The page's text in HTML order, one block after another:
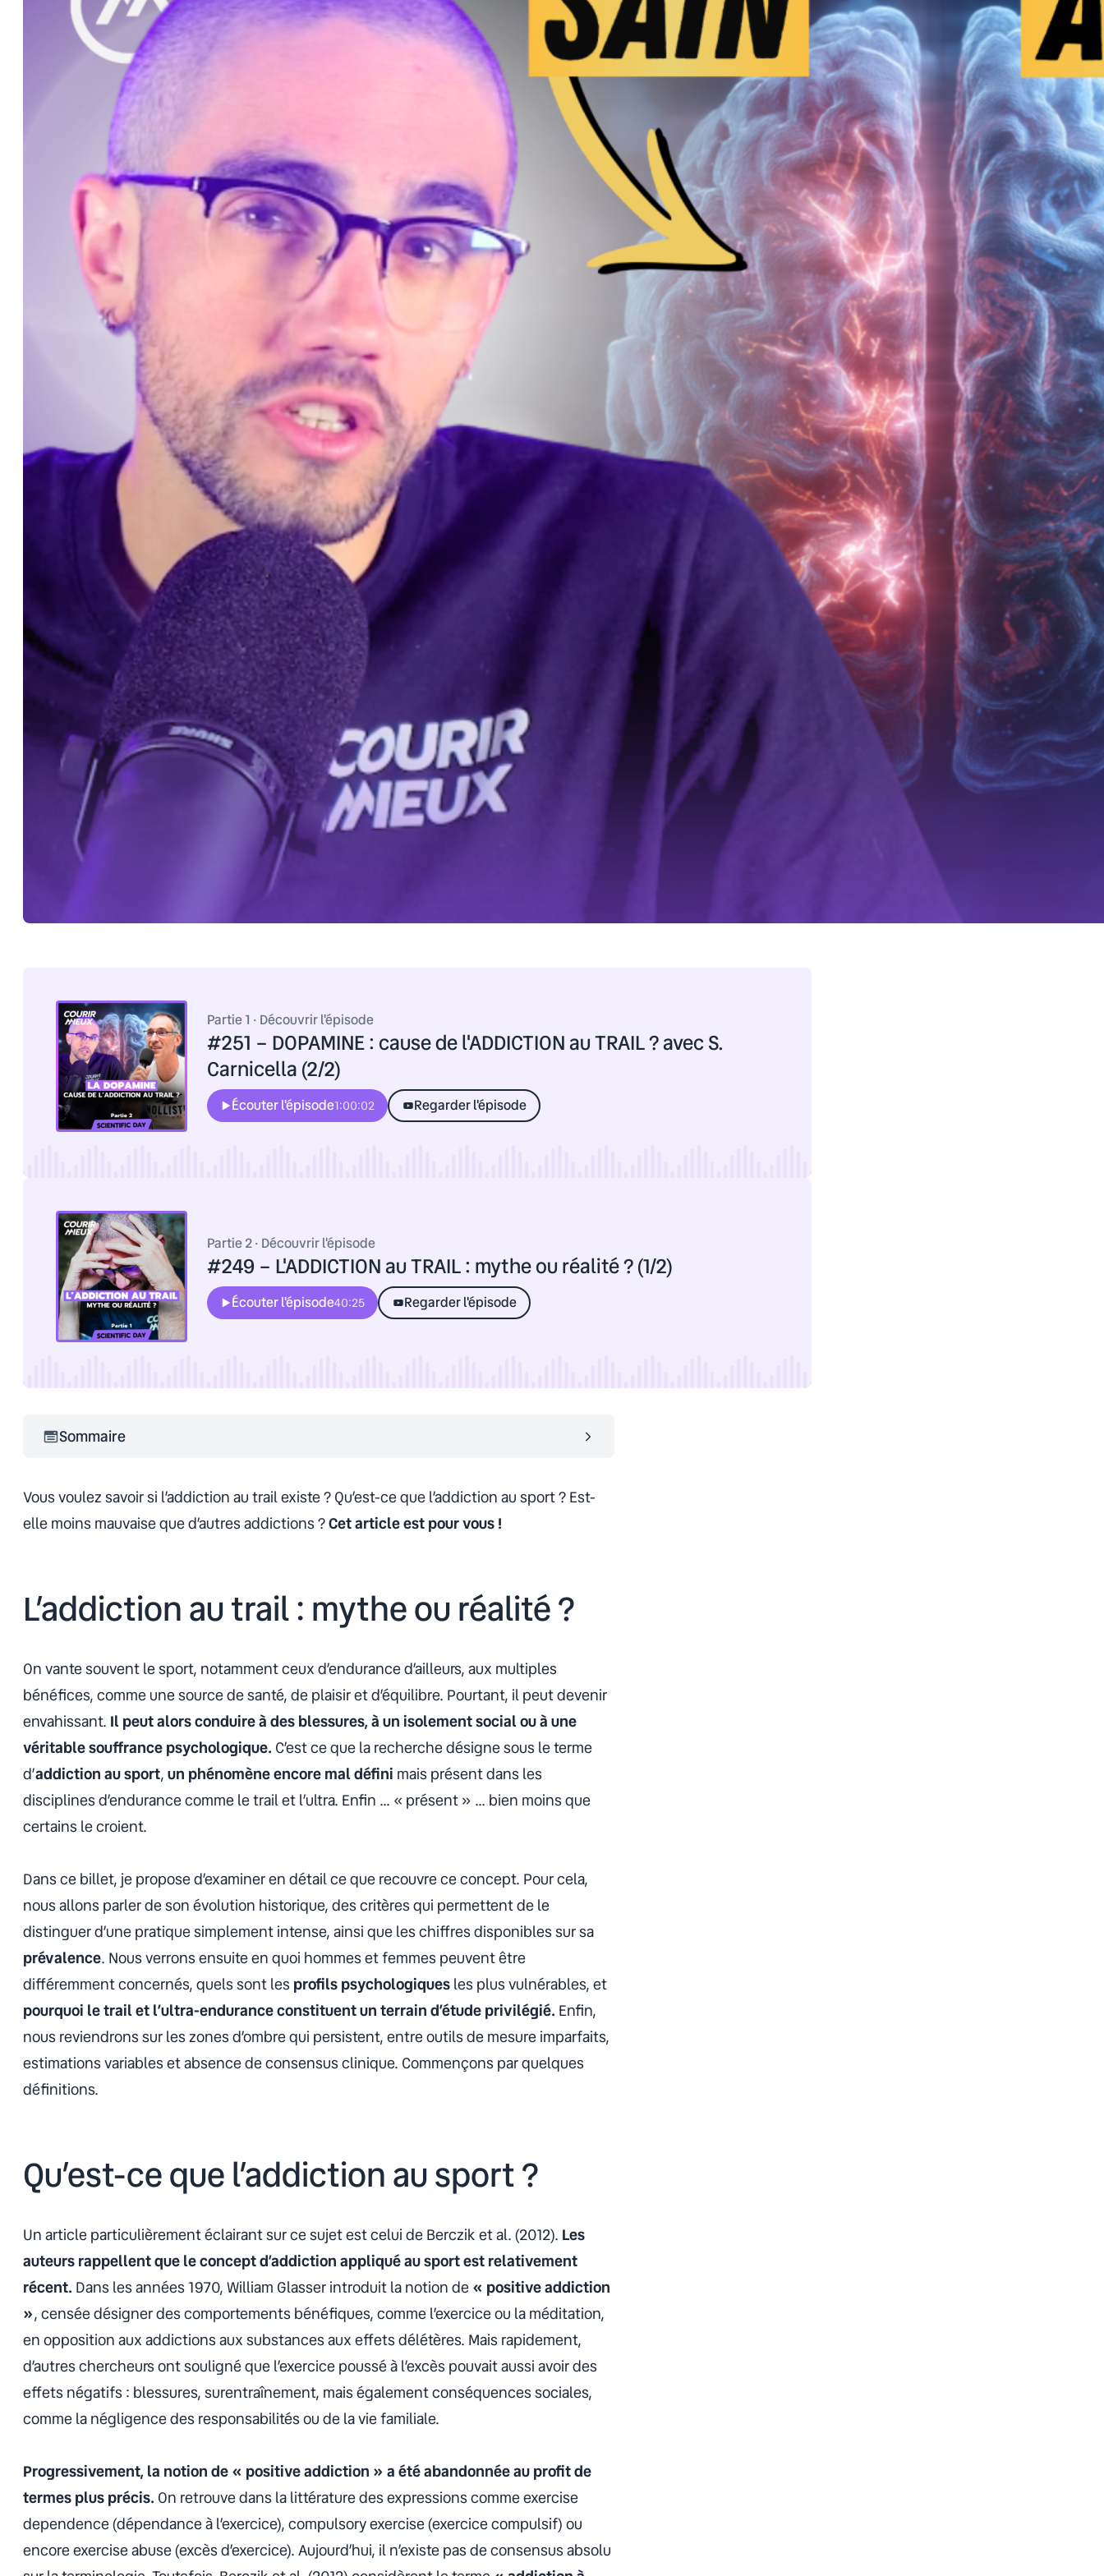
Partie 1 · Découvrir l'épisode
#251 – DOPAMINE : cause de l'ADDICTION au TRAIL ? avec S.
Carnicella (2/2)
Écouter l'épisode1:00:02 Regarder l'épisode
Partie 2 · Découvrir l'épisode
#249 – L'ADDICTION au TRAIL : mythe ou réalité ? (1/2)
Écouter l'épisode40:25 Regarder l'épisode
Sommaire
Vous voulez savoir si l’addiction au trail existe ? Qu’est-ce que l’addiction au sport ? Est-
elle moins mauvaise que d’autres addictions ?Cet article est pour vous !
L’addiction au trail : mythe ou réalité ?
On vante souvent le sport, notamment ceux d’endurance d’ailleurs, aux multiples
bénéfices, comme une source de santé, de plaisir et d’équilibre. Pourtant, il peut devenir
envahissant. Il peut alors conduire à des blessures, à un isolement social ou à une
véritable souffrance psychologique. C’est ce que la recherche désigne sous le terme
d’addiction au sport,un phénomène encore mal défini mais présent dans les
disciplines d’endurance comme le trail et l’ultra. Enfin … « présent » … bien moins que
certains le croient.
Dans ce billet, je propose d’examiner en détail ce que recouvre ce concept. Pour cela,
nous allons parler de son évolution historique, des critères qui permettent de le
distinguer d’une pratique simplement intense, ainsi que les chiffres disponibles sur sa
prévalence. Nous verrons ensuite en quoi hommes et femmes peuvent être
différemment concernés, quels sont lesprofils psychologiquesles plus vulnérables, et
pourquoi le trail et l’ultra-endurance constituent un terrain d’étude privilégié. Enfin,
nous reviendrons sur les zones d’ombre qui persistent, entre outils de mesure imparfaits,
estimations variables et absence de consensus clinique. Commençons par quelques
définitions.
Qu’est-ce que l’addiction au sport ?
Un article particulièrement éclairant sur ce sujet est celui de Berczik et al. (2012). Les
auteurs rappellent que le concept d’addiction appliqué au sport est relativement
récent. Dans les années 1970, William Glasser introduit la notion de« positive addiction
», censée désigner des comportements bénéfiques, comme l’exercice ou la méditation,
en opposition aux addictions aux substances aux effets délétères. Mais rapidement,
d’autres chercheurs ont souligné que l’exercice poussé à l’excès pouvait aussi avoir des
effets négatifs : blessures, surentraînement, mais également conséquences sociales,
comme la négligence des responsabilités ou de la vie familiale.
Progressivement, la notion de « positive addiction » a été abandonnée au profit de
termes plus précis. On retrouve dans la littérature des expressions commeexercise
dependence(dépendance à l’exercice),compulsory exercise(exercice compulsif) ou
encoreexercise abuse(excès d’exercice). Aujourd’hui, il n’existe pas de consensus absolu